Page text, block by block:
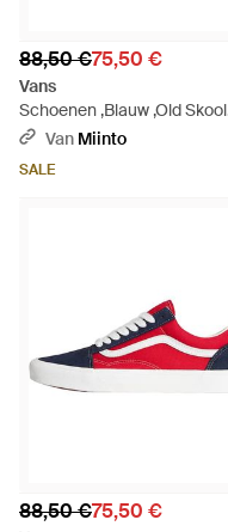
88,50 €75,50 €
Vans
Schoenen ,Blauw ,Old Skool
Basi - Blauw
Van Miinto
SALE
88,50 €75,50 €